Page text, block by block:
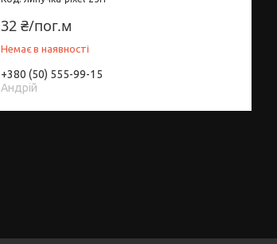
32 ₴/пог.м
Немає в наявності
+380 (50) 555-99-15
Андрій